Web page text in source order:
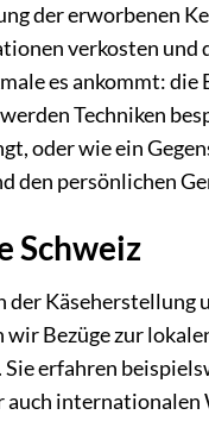
der erworbenen
verkosten
es ankommt:
Techniken
oder wie ein
persönlichen
Schweiz
Bezüge zur
erfahren